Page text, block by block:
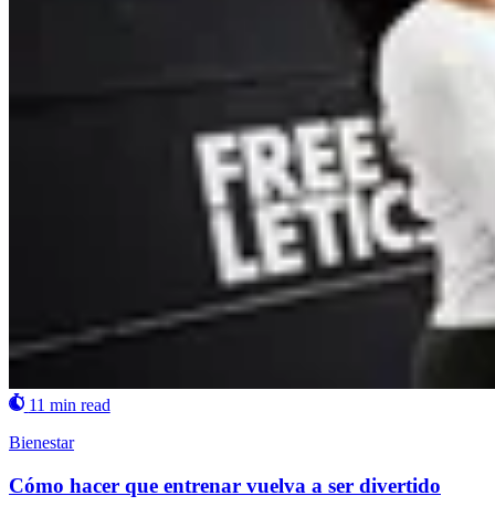
11 min read
Bienestar
Cómo hacer que entrenar vuelva a ser divertido